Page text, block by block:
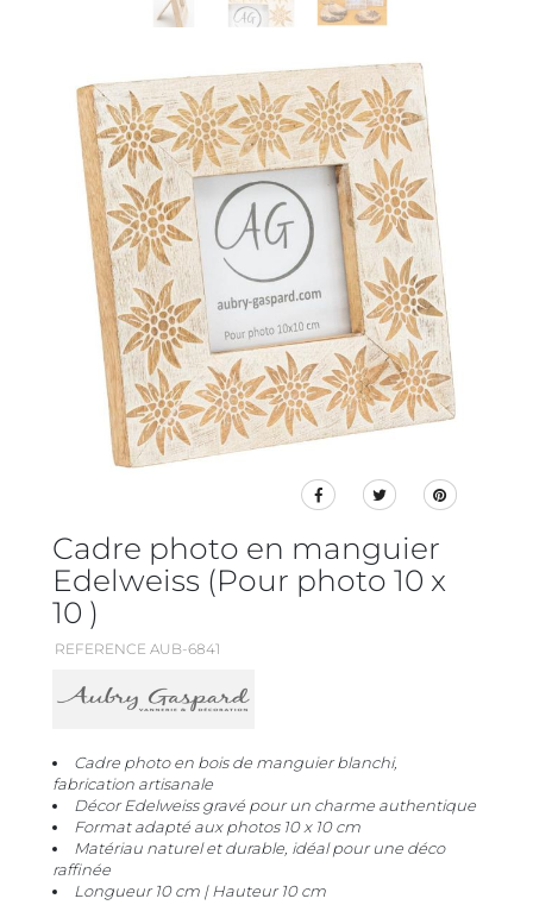
Cadre photo en manguier
Edelweiss (Pour photo 10 x
10 )
REFERENCE AUB-6841
Cadre photo en bois de manguier blanchi,
fabrication artisanale
Décor Edelweiss gravé pour un charme authentique
Format adapté aux photos 10 x 10 cm
Matériau naturel et durable, idéal pour une déco
raffinée
Longueur 10 cm | Hauteur 10 cm